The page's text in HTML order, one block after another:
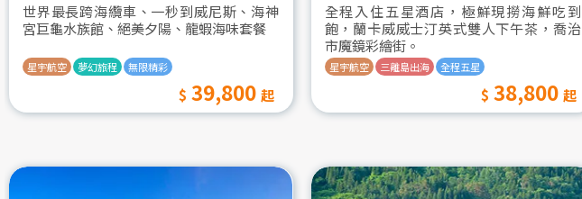
世界最長跨海纜車、一秒到威尼斯、海神
宮巨龜水族館、絕美夕陽、龍蝦海味套餐
星宇航空 夢幻旅程 無限精彩
39,800
全程入住五星酒店，極鮮現撈海鮮吃到
飽，蘭卡威威士汀英式雙人下午茶，喬治
市魔鏡彩繪街。
星宇航空 三離島出海 全程五星
38,800